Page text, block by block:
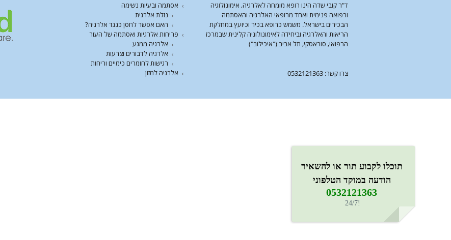
ד"ר קובי שדה הינו רופא מומחה לאלרגיה, אימונולוגיה
ורפואה פנימית ואחד מרופאי האלרגיה והאסתמה
הבכירים בישראל. משמש כרופא בכיר וכיועץ במחלקת
הריאות והאלרגיה וביחידה לאימונולוגיה קלינית שבמרכז
הרפואי, סוראסקי, תל אביב ("איכילוב")
צרו קשר: 0532121363
אסתמה ובעיות נשימה
נזלת אלרגית
האם אפשר לחסן כנגד אלרגיה?
פריחות אלרגיות ואסתמה של העור
אלרגיה ממגע
אלרגיה לדבורים וצרעות
רגישות לחומרים כימיים וריחות
אלרגיה למזון
תוכלו לקבוע תור או להשאיר
הודעה במוקד הטלפוני
0532121363​
!24/7